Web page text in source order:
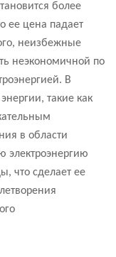
более
ее цена падает
неизбежные
неэкономичной по
В
такие как
в области
электроэнергию
что сделает ее